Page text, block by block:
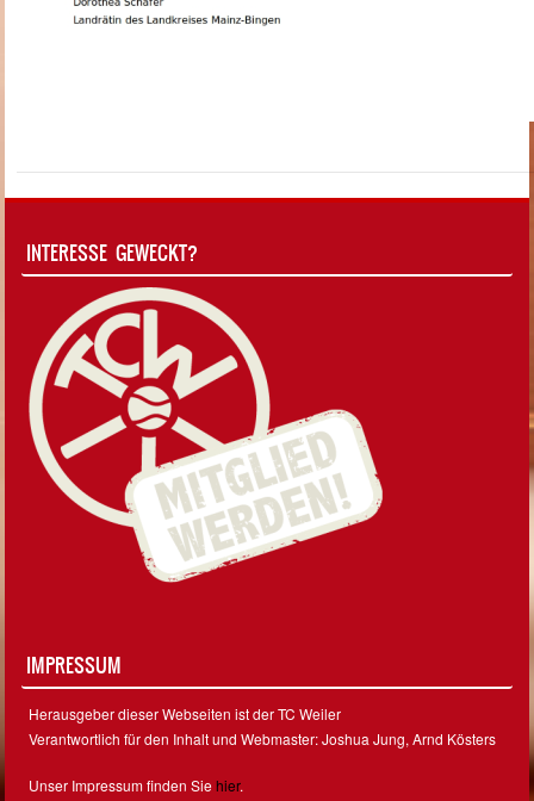
INTERESSE GEWECKT?
IMPRESSUM
Herausgeber dieser Webseiten ist der TC Weiler
Verantwortlich für den Inhalt und Webmaster: Joshua Jung, Arnd Kösters
Unser Impressum finden Siehier.